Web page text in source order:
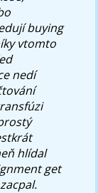
buying
vtomto
nedí
hlídal
get